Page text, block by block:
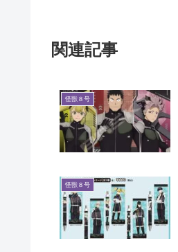
関連記事
怪獣８号
怪獣８号